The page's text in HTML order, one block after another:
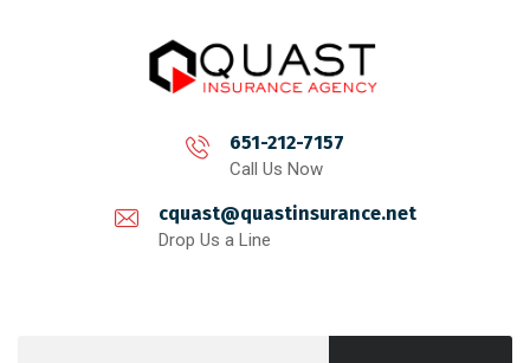
651-212-7157
Call Us Now
cquast@quastinsurance.net
Drop Us a Line